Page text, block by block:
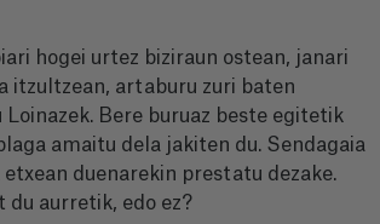
hogei urtez biziraun ostean, janari
itzultzean, artaburu zuri baten
Loinazek. Bere buruaz beste egitetik
amaitu dela jakiten du. Sendagaia
duenarekin prestatu dezake.
du aurretik, edo ez?